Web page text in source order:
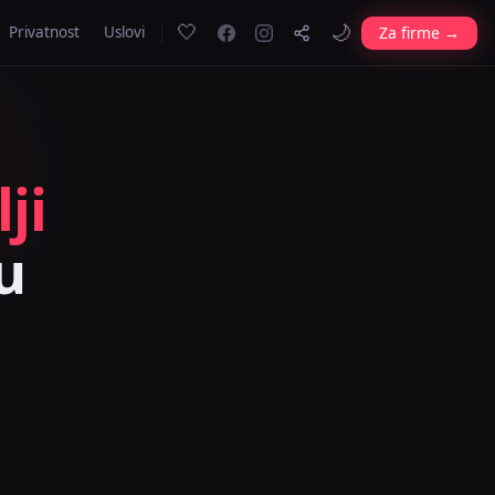
Privatnost Uslovi 🤍 🌙 Za firme →